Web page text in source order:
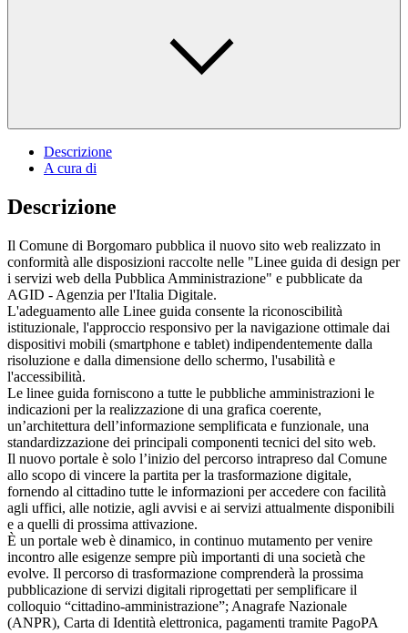
Descrizione
A cura di
Descrizione
Il Comune di Borgomaro pubblica il nuovo sito web realizzato in
conformità alle disposizioni raccolte nelle "Linee guida di design per
i servizi web della Pubblica Amministrazione" e pubblicate da
AGID - Agenzia per l'Italia Digitale.
L'adeguamento alle Linee guida consente la riconoscibilità
istituzionale, l'approccio responsivo per la navigazione ottimale dai
dispositivi mobili (smartphone e tablet) indipendentemente dalla
risoluzione e dalla dimensione dello schermo, l'usabilità e
l'accessibilità.
Le linee guida forniscono a tutte le pubbliche amministrazioni le
indicazioni per la realizzazione di una grafica coerente,
un’architettura dell’informazione semplificata e funzionale, una
standardizzazione dei principali componenti tecnici del sito web.
Il nuovo portale è solo l’inizio del percorso intrapreso dal Comune
allo scopo di vincere la partita per la trasformazione digitale,
fornendo al cittadino tutte le informazioni per accedere con facilità
agli uffici, alle notizie, agli avvisi e ai servizi attualmente disponibili
e a quelli di prossima attivazione.
È un portale web è dinamico, in continuo mutamento per venire
incontro alle esigenze sempre più importanti di una società che
evolve. Il percorso di trasformazione comprenderà la prossima
pubblicazione di servizi digitali riprogettati per semplificare il
colloquio “cittadino-amministrazione”; Anagrafe Nazionale
(ANPR), Carta di Identità elettronica, pagamenti tramite PagoPA